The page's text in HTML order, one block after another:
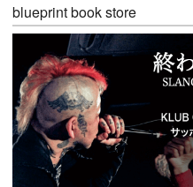
blueprint book store